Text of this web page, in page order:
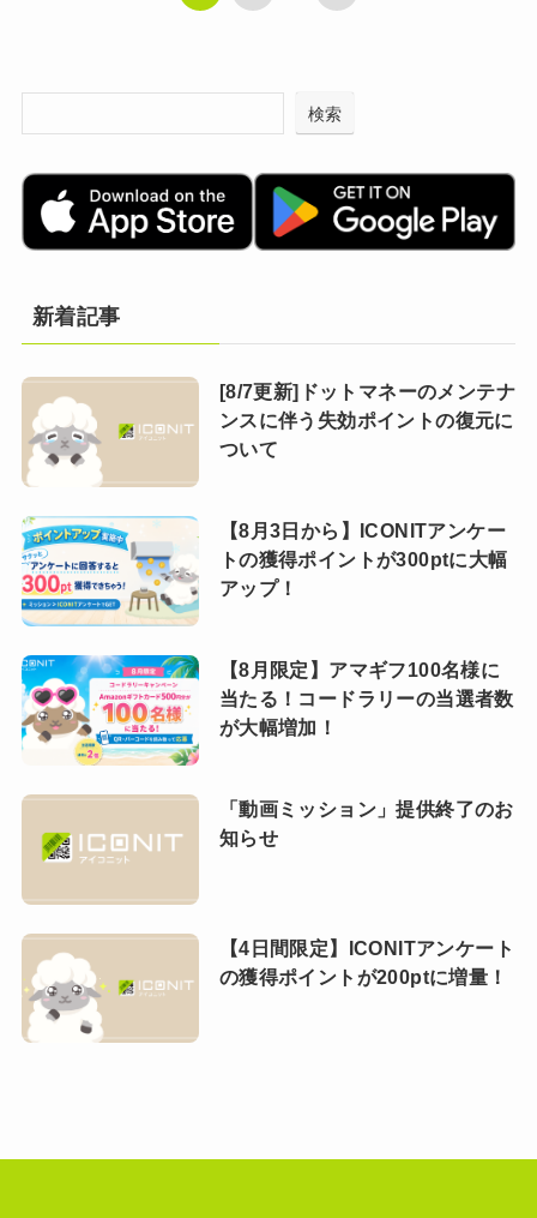
検索
新着記事
[8/7更新]ドットマネーのメンテナ
ンスに伴う失効ポイントの復元に
ついて
【8月3日から】ICONITアンケー
トの獲得ポイントが300ptに大幅
アップ！
【8月限定】アマギフ100名様に
当たる！コードラリーの当選者数
が大幅増加！
「動画ミッション」提供終了のお
知らせ
【4日間限定】ICONITアンケート
の獲得ポイントが200ptに増量！